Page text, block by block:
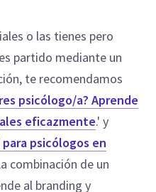
o las tienes pero
partido mediante un
te recomendamos
psicólogo/a? Aprende
eficazmente.' y
psicólogos en
combinación de un
al branding y